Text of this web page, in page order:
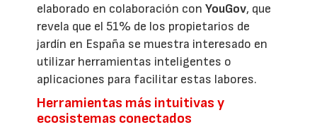
elaborado en colaboración conYouGov, que
revela que el 51% de los propietarios de
jardín en España se muestra interesado en
utilizar herramientas inteligentes o
aplicaciones para facilitar estas labores.
Herramientas más intuitivas y
ecosistemas conectados